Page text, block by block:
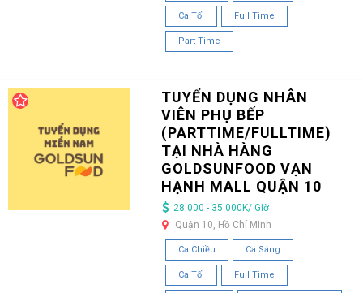
Ca Tối Full Time
Part Time
TUYỂN DỤNG NHÂN
VIÊN PHỤ BẾP
(PARTTIME/FULLTIME)
TẠI NHÀ HÀNG
GOLDSUNFOOD VẠN
HẠNH MALL QUẬN 10
28.000 - 35.000K/ Giờ
Quận 10, Hồ Chí Minh
Ca Chiều Ca Sáng
Ca Tối Full Time